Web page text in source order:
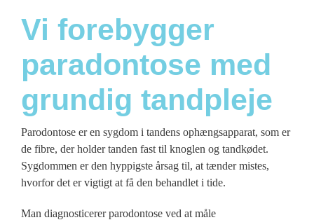
Vi forebygger
paradontose med
grundig tandpleje
Parodontose er en sygdom i tandens ophængsapparat, som er
de fibre, der holder tanden fast til knoglen og tandkødet.
Sygdommen er den hyppigste årsag til, at tænder mistes,
hvorfor det er vigtigt at få den behandlet i tide.
Man diagnosticerer parodontose ved at måle